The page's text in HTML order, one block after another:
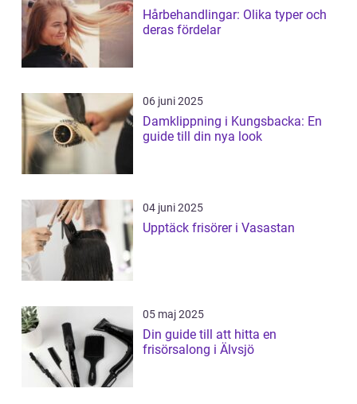
Hårbehandlingar: Olika typer och
deras fördelar
06 juni 2025
Damklippning i Kungsbacka: En
guide till din nya look
04 juni 2025
Upptäck frisörer i Vasastan
05 maj 2025
Din guide till att hitta en
frisörsalong i Älvsjö